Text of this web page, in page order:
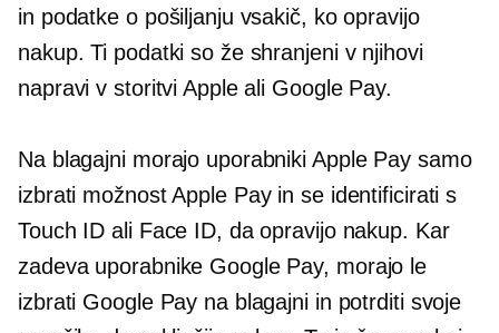
in podatke o pošiljanju vsakič, ko opravijo
nakup. Ti podatki so že shranjeni v njihovi
napravi v storitvi Apple ali Google Pay.
Na blagajni morajo uporabniki Apple Pay samo
izbrati možnost Apple Pay in se identificirati s
Touch ID ali Face ID, da opravijo nakup. Kar
zadeva uporabnike Google Pay, morajo le
izbrati Google Pay na blagajni in potrditi svoje